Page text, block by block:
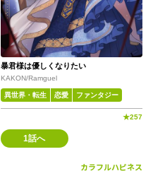
暴君様は優しくなりたい
KAKON/Ramguel
異世界・転生 恋愛 ファンタジー
★257
1話へ
カラフルハピネス